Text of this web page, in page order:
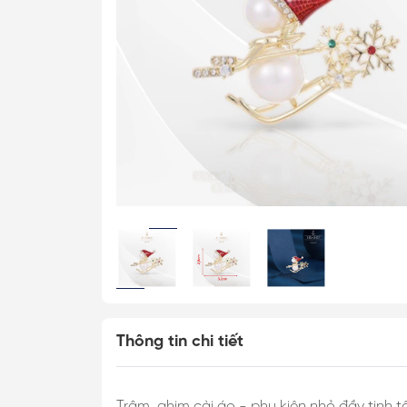
Cài Áo Ong
Khăn Lụa Cao
Khăn 70*70cm
Khăn 90*90cm
Khăn Tuban
Thông tin chi tiết